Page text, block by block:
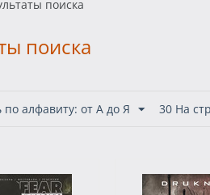
поиска
поиска
по алфавиту: от А до Я 30 На